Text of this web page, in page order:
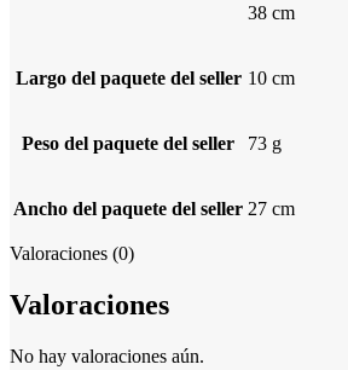
38 cm
Largo del paquete del seller 10 cm
Peso del paquete del seller 73 g
Ancho del paquete del seller 27 cm
Valoraciones (0)
Valoraciones
No hay valoraciones aún.